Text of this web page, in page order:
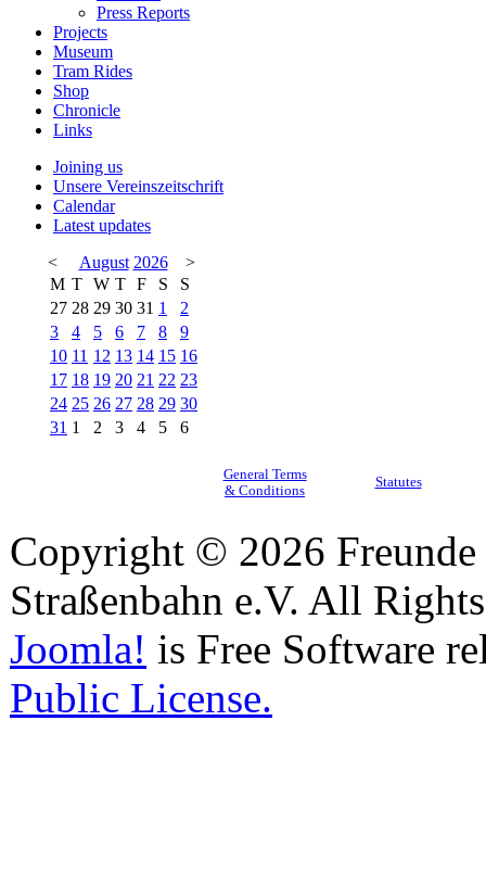
Press Reports
Projects
Museum
Tram Rides
Shop
Chronicle
Links
Joining us
Unsere Vereinszeitschrift
Calendar
Latest updates
<
August 2026
>
M T W T F S
S
27 28 29 30 31 1
2
3
4 5 6 7 8
9
10 11 12 13 14 15 16
17 18 19 20 21 22 23
24 25 26 27 28 29 30
31 1 2 3 4 5 6
General Terms
& Conditions
Statutes
Copyright © 2026
Straßenbahn e.V. All
Joomla! is Free Software
Public License.